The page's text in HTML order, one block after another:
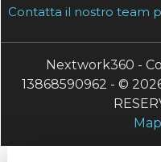
Contatta il nostro team
Nextwork360 -
13868590962 - ©